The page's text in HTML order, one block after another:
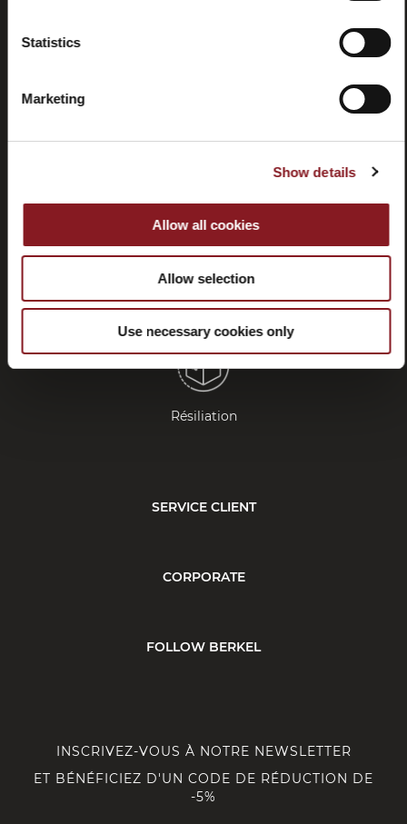
Statistics
Marketing
Show details
Allow all cookies
Allow selection
Use necessary cookies only
Contactez-
nous
Tutorial
et
manuels
Résiliation
SERVICE CLIENT
CORPORATE
FOLLOW BERKEL
INSCRIVEZ-VOUS À NOTRE NEWSLETTER
ET BÉNÉFICIEZ D'UN CODE DE RÉDUCTION DE
-5%